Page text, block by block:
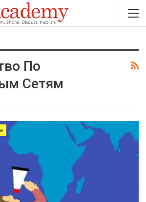
По
Сетям